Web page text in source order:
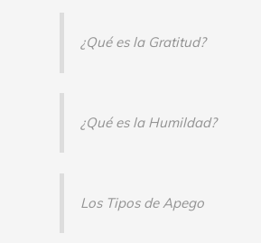
¿Qué es la Gratitud?
¿Qué es la Humildad?
Los Tipos de Apego